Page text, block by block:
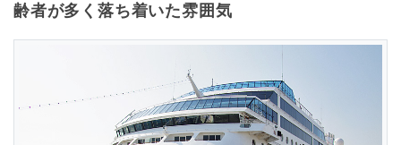
齢者が多く落ち着いた雰囲気